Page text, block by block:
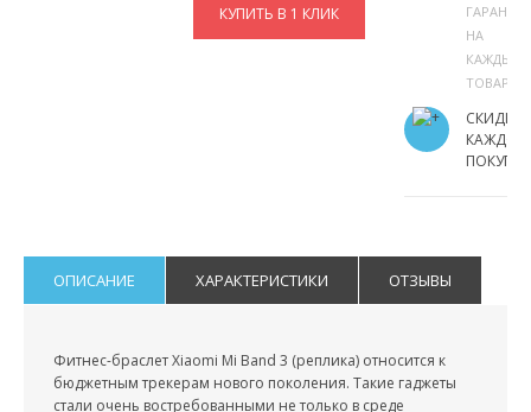
КУПИТЬ В 1 КЛИК
НА
КАЖДЫЙ
ТОВАР
СКИДКИ
ОПИСАНИЕ ХАРАКТЕРИСТИКИ ОТЗЫВЫ
Фитнес-браслет Xiaomi Mi Band 3 (реплика) относится к
бюджетным трекерам нового поколения. Такие гаджеты
стали очень востребованными не только в среде